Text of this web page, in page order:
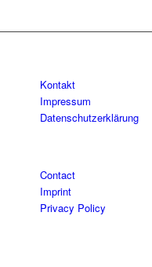
Kontakt
Impressum
Datenschutzerklärung
Contact
Imprint
Privacy Policy